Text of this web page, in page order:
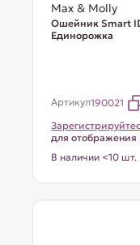
Max & Molly
Ошейник Smart
Единорожка
Артикул190021
для отображения
В наличии <10 шт.